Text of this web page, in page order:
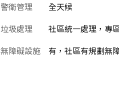
警衛管理
全天候
垃圾處理
社區統一處理，專
無障礙設施
有，社區有規劃無